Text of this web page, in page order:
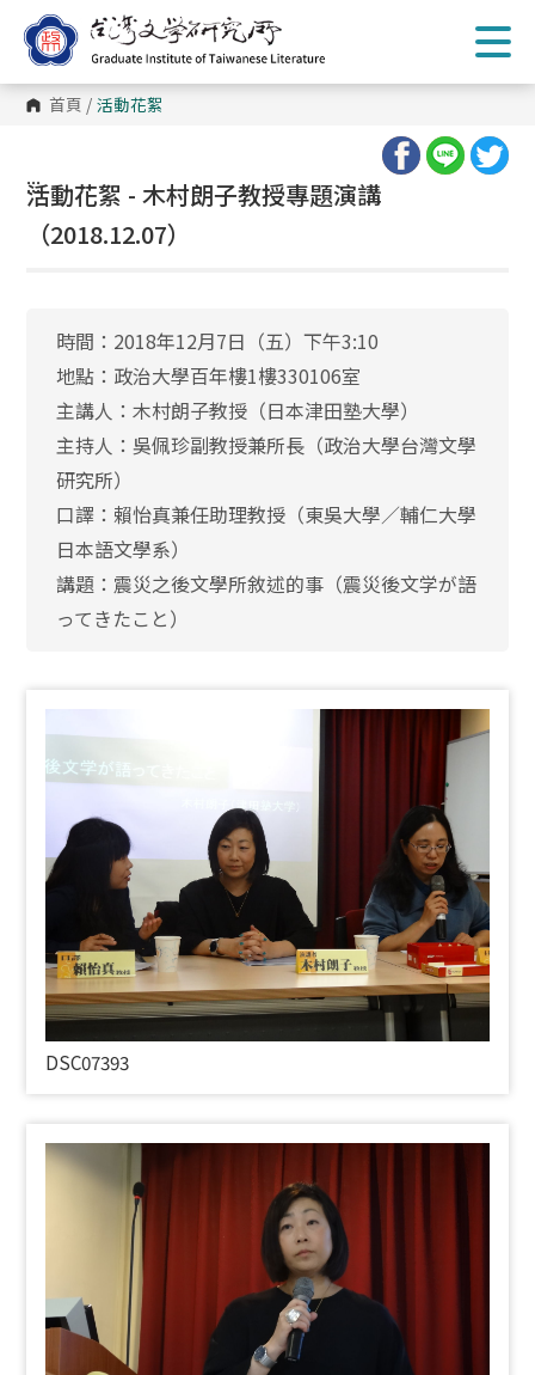
到
主
內
容 首頁 / 活動花絮
:::
活動花絮 - 木村朗子教授專題演講
（2018.12.07）
時間：2018年12月7日（五）下午3:10
地點：政治大學百年樓1樓330106室
主講人：木村朗子教授（日本津田塾大學）
主持人：吳佩珍副教授兼所長（政治大學台灣文學
研究所）
口譯：賴怡真兼任助理教授（東吳大學／輔仁大學
日本語文學系）
講題：震災之後文學所敘述的事（震災後文学が語
ってきたこと）
DSC07393